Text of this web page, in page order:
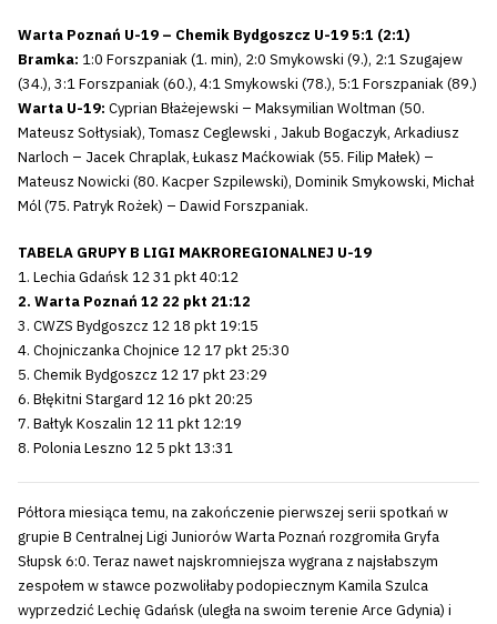
Warta Poznań U-19 – Chemik Bydgoszcz U-19 5:1 (2:1)
Bramka: 1:0 Forszpaniak (1. min), 2:0 Smykowski (9.), 2:1 Szugajew
(34.), 3:1 Forszpaniak (60.), 4:1 Smykowski (78.), 5:1 Forszpaniak (89.)
Warta U-19: Cyprian Błażejewski – Maksymilian Woltman (50.
Mateusz Sołtysiak), Tomasz Ceglewski , Jakub Bogaczyk, Arkadiusz
Narloch – Jacek Chraplak, Łukasz Maćkowiak (55. Filip Małek) –
Mateusz Nowicki (80. Kacper Szpilewski), Dominik Smykowski, Michał
Mól (75. Patryk Rożek) – Dawid Forszpaniak.
TABELA GRUPY B LIGI MAKROREGIONALNEJ U-19
1. Lechia Gdańsk 12 31 pkt 40:12
2. Warta Poznań 12 22 pkt 21:12
3. CWZS Bydgoszcz 12 18 pkt 19:15
4. Chojniczanka Chojnice 12 17 pkt 25:30
5. Chemik Bydgoszcz 12 17 pkt 23:29
6. Błękitni Stargard 12 16 pkt 20:25
7. Bałtyk Koszalin 12 11 pkt 12:19
8. Polonia Leszno 12 5 pkt 13:31
Półtora miesiąca temu, na zakończenie pierwszej serii spotkań w
grupie B Centralnej Ligi Juniorów Warta Poznań rozgromiła Gryfa
Słupsk 6:0. Teraz nawet najskromniejsza wygrana z najsłabszym
zespołem w stawce pozwoliłaby podopiecznym Kamila Szulca
wyprzedzić Lechię Gdańsk (uległa na swoim terenie Arce Gdynia) i